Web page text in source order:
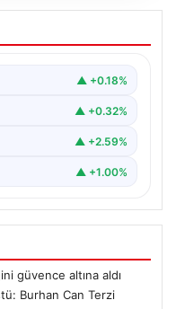
Dönüştü:
Resmi İşlem
transfer▲ +0.18%
▲ +0.32%
▲ +2.59%
▲ +1.00%
güvence altına aldı
Burhan Can Terzi